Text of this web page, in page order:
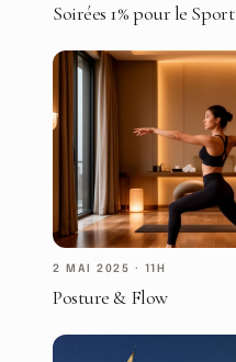
Soirées 1% pour le Sport
2 MAI 2025 · 11H
Posture & Flow